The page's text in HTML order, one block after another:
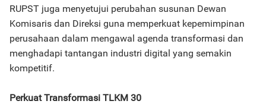
RUPST juga menyetujui perubahan susunan Dewan
Komisaris dan Direksi guna memperkuat kepemimpinan
perusahaan dalam mengawal agenda transformasi dan
menghadapi tantangan industri digital yang semakin
kompetitif.
Perkuat Transformasi TLKM 30